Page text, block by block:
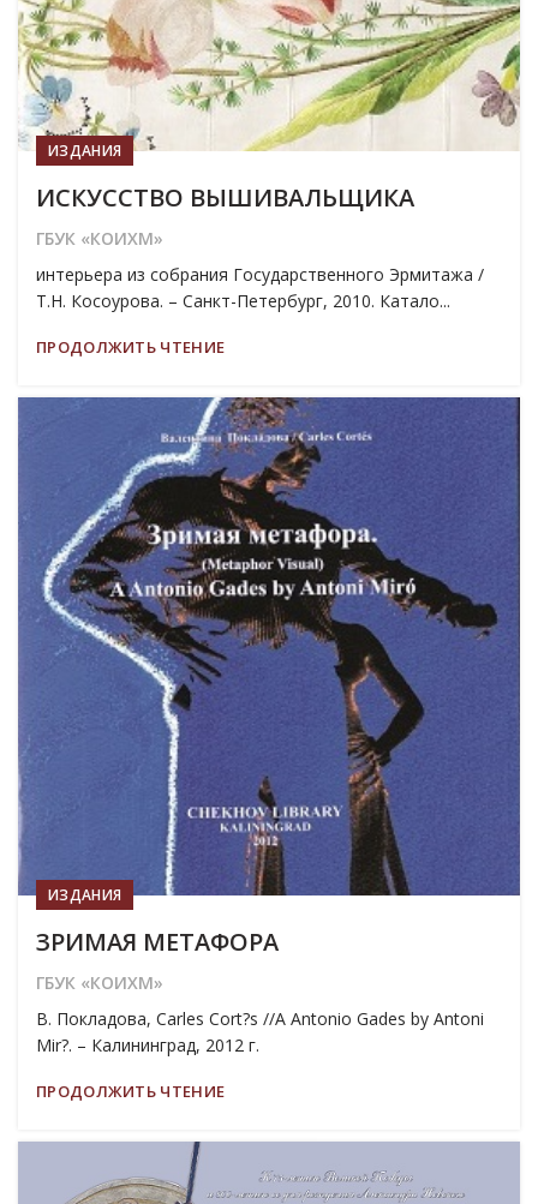
ИЗДАНИЯ
ИСКУССТВО ВЫШИВАЛЬЩИКА
ГБУК «КОИХМ»
интерьера из собрания Государственного Эрмитажа /
Т.Н. Косоурова. – Санкт-Петербург, 2010. Катало...
ПРОДОЛЖИТЬ ЧТЕНИЕ
ИЗДАНИЯ
ЗРИМАЯ МЕТАФОРА
ГБУК «КОИХМ»
В. Покладова, Carles Cort?s //A Antonio Gades by Antoni
Mir?. – Калининград, 2012 г.
ПРОДОЛЖИТЬ ЧТЕНИЕ